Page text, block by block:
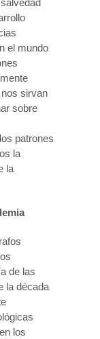
el mundo
sirvan
sobre
patrones
la
la
de las
la década
los